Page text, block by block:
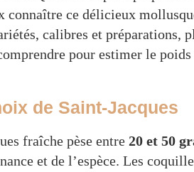
ce délicieux
calibres et préparations,
pour estimer le poids
de Saint-Jacques
fraîche pèse entre 20 et 50
et de l’espèce. Les